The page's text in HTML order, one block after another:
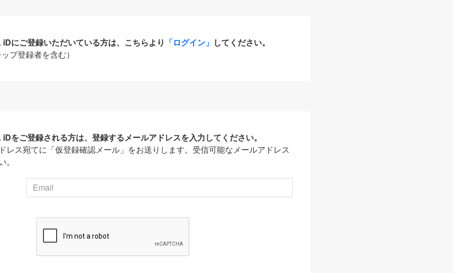
にご登録いただいている方は、こちらより 「ログイン」 してください。
プ登録者を含む）
をご登録される方は、登録するメールアドレスを入力してください。
レス宛てに「仮登録確認メール」をお送りします。受信可能なメールアドレス